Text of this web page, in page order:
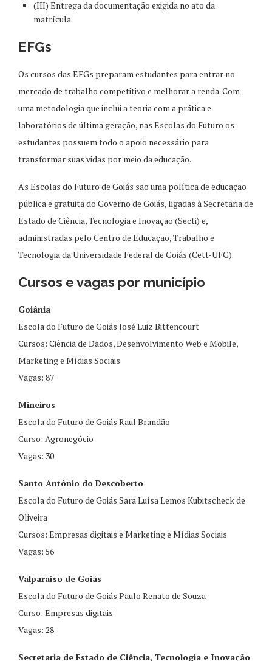
(III) Entrega da documentação exigida no ato da
matrícula.
EFGs
Os cursos das EFGs preparam estudantes para entrar no
mercado de trabalho competitivo e melhorar a renda. Com
uma metodologia que inclui a teoria com a prática e
laboratórios de última geração, nas Escolas do Futuro os
estudantes possuem todo o apoio necessário para
transformar suas vidas por meio da educação.
As Escolas do Futuro de Goiás são uma política de educação
pública e gratuita do Governo de Goiás, ligadas à Secretaria de
Estado de Ciência, Tecnologia e Inovação (Secti) e,
administradas pelo Centro de Educação, Trabalho e
Tecnologia da Universidade Federal de Goiás (Cett-UFG).
Cursos e vagas por município
Goiânia
Escola do Futuro de Goiás José Luiz Bittencourt
Cursos: Ciência de Dados, Desenvolvimento Web e Mobile,
Marketing e Mídias Sociais
Vagas: 87
Mineiros
Escola do Futuro de Goiás Raul Brandão
Curso: Agronegócio
Vagas: 30
Santo Antônio do Descoberto
Escola do Futuro de Goiás Sara Luísa Lemos Kubitscheck de
Oliveira
Cursos: Empresas digitais e Marketing e Mídias Sociais
Vagas: 56
Valparaíso de Goiás
Escola do Futuro de Goiás Paulo Renato de Souza
Curso: Empresas digitais
Vagas: 28
Secretaria de Estado de Ciência, Tecnologia e Inovação